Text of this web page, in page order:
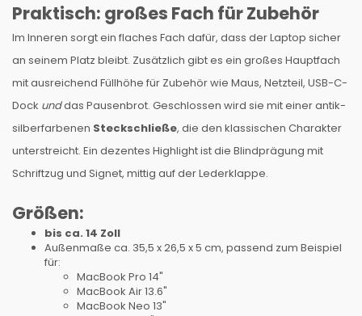
Praktisch: großes Fach für Zubehör
Im Inneren sorgt ein flaches Fach dafür, dass der Laptop sicher
an seinem Platz bleibt. Zusätzlich gibt es ein großes Hauptfach
mit ausreichend Füllhöhe für Zubehör wie Maus, Netzteil, USB-C-
Dock unddas Pausenbrot. Geschlossen wird sie mit einer antik-
silberfarbenen Steckschließe, die den klassischen Charakter
unterstreicht. Ein dezentes Highlight ist die Blindprägung mit
Schriftzug und Signet, mittig auf der Lederklappe.
Größen:
bis ca. 14 Zoll
Außenmaße ca. 35,5 x 26,5 x 5 cm, passend zum Beispiel
für:
MacBook Pro 14"
MacBook Air 13.6"
MacBook Neo 13"